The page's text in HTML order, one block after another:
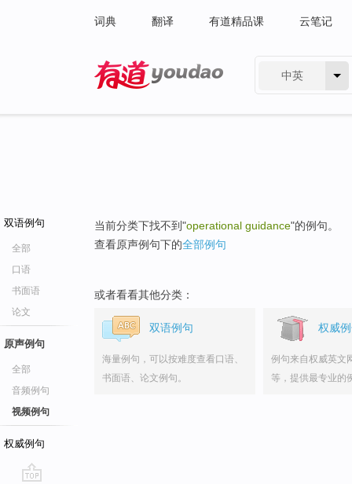
词典 翻译 有道精品课 云笔记
中英
双语例句
全部
口语
书面语
论文
原声例句
全部
音频例句
视频例句
权威例句
当前分类下找不到"operational guidance"的例句。
查看原声例句下的全部例句
或者看看其他分类：
双语例句
海量例句，可以按难度查看口语、
书面语、论文例句。
权威
例句来自权威英文
等，提供最专业的